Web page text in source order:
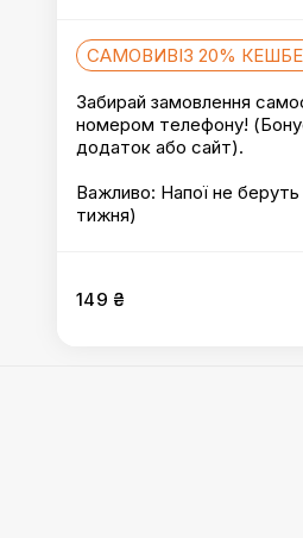
САМОВИВІЗ 20%
Забирай замовлення
номером телефону!
додаток або сайт).
Важливо: Напої не
тижня)
149 ₴